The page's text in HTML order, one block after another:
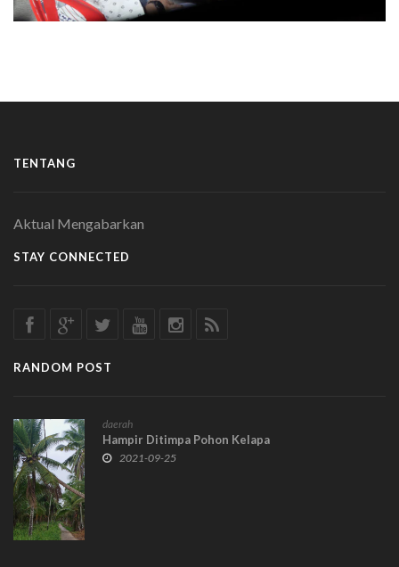
TENTANG
Aktual Mengabarkan
STAY CONNECTED
RANDOM POST
daerah
Hampir Ditimpa Pohon Kelapa
2021-09-25